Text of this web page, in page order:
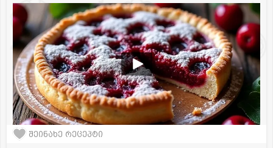
შეინახე რეცეპტი